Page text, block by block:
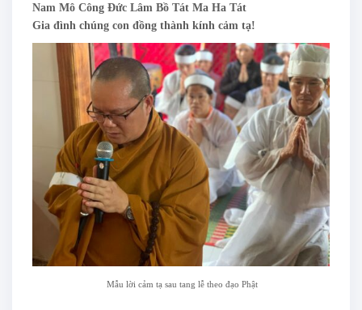
Nam Mô Công Đức Lâm Bồ Tát Ma Ha Tát
Gia đình chúng con đồng thành kính cảm tạ!
Mẫu lời cảm tạ sau tang lễ theo đạo Phật